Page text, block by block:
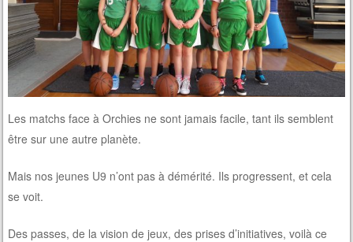
Les matchs face à Orchies ne sont jamais facile, tant ils semblent
être sur une autre planète.
Mais nos jeunes U9 n’ont pas à démérité. Ils progressent, et cela
se voit.
Des passes, de la vision de jeux, des prises d’initiatives, voilà ce